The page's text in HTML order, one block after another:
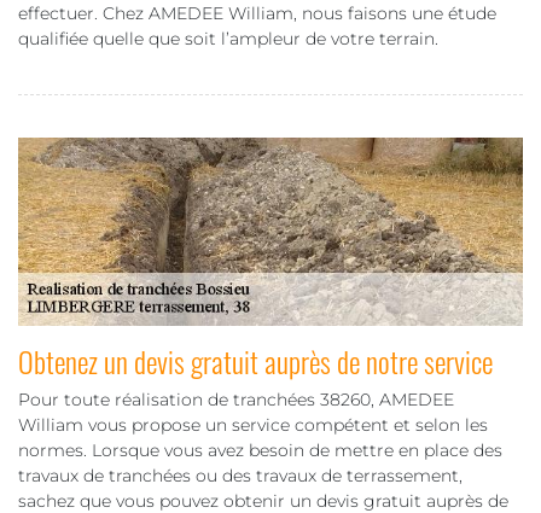
effectuer. Chez AMEDEE William, nous faisons une étude
qualifiée quelle que soit l’ampleur de votre terrain.
Obtenez un devis gratuit auprès de notre service
Pour toute réalisation de tranchées 38260, AMEDEE
William vous propose un service compétent et selon les
normes. Lorsque vous avez besoin de mettre en place des
travaux de tranchées ou des travaux de terrassement,
sachez que vous pouvez obtenir un devis gratuit auprès de